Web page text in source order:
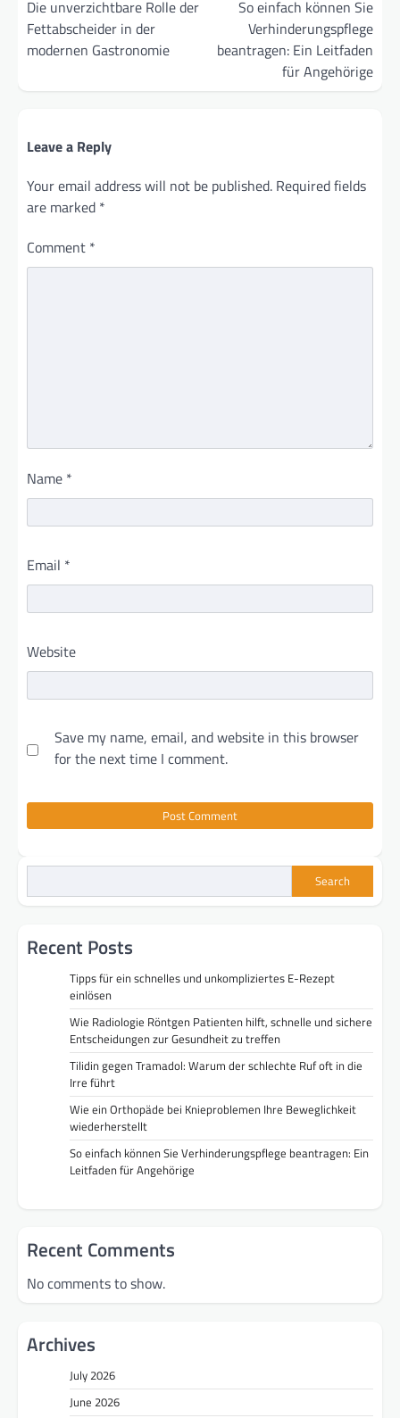
navigation
Die unverzichtbare Rolle der
Fettabscheider in der
modernen Gastronomie
So einfach können Sie
Verhinderungspflege
beantragen: Ein Leitfaden
für Angehörige
Leave a Reply
Your email address will not be published. Required fields
are marked *
Comment *
Name *
Email *
Website
Save my name, email, and website in this browser
for the next time I comment.
Search
Recent Posts
Tipps für ein schnelles und unkompliziertes E-Rezept
einlösen
Wie Radiologie Röntgen Patienten hilft, schnelle und sichere
Entscheidungen zur Gesundheit zu treffen
Tilidin gegen Tramadol: Warum der schlechte Ruf oft in die
Irre führt
Wie ein Orthopäde bei Knieproblemen Ihre Beweglichkeit
wiederherstellt
So einfach können Sie Verhinderungspflege beantragen: Ein
Leitfaden für Angehörige
Recent Comments
No comments to show.
Archives
July 2026
June 2026